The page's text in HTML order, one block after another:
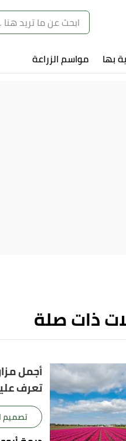
بها مواسم الزراعة
ذات صلة
أجمل
تعرف
تصميم